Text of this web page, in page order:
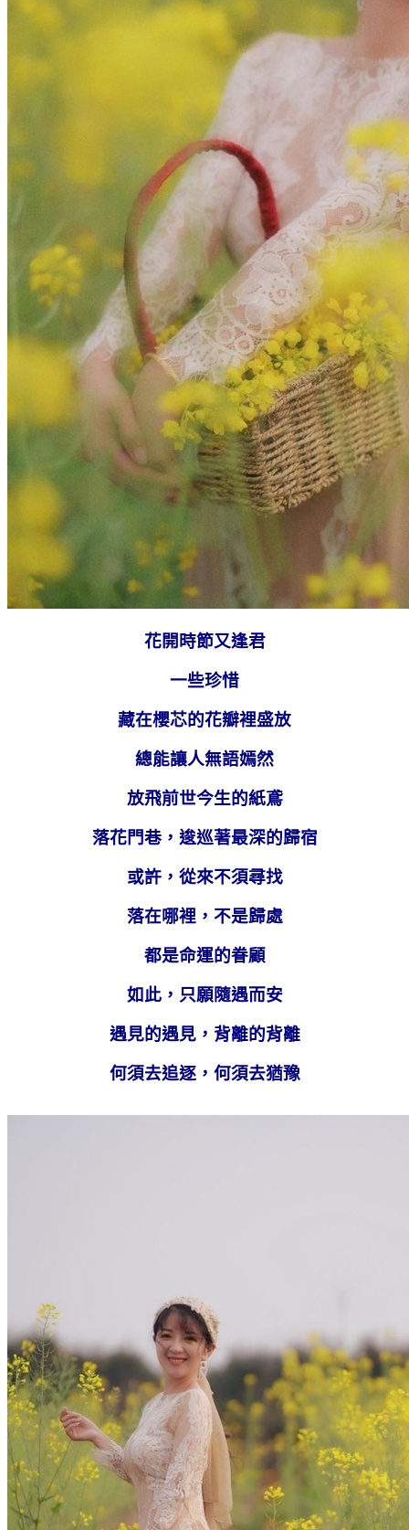
花開時節又逢君
一些珍惜
藏在櫻芯的花瓣裡盛放
總能讓人無語嫣然
放飛前世今生的紙鳶
落花門巷，逡巡著最深的歸宿
或許，從來不須尋找
落在哪裡，不是歸處
都是命運的眷顧
如此，只願隨遇而安
遇見的遇見，背離的背離
何須去追逐，何須去猶豫